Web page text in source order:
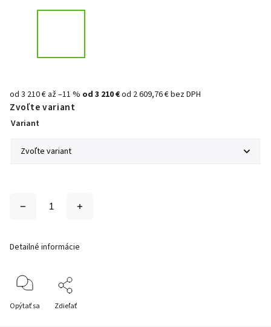
od 3 210 € až –11 % od 3 210 €od 2 609,76 €bez DPH
Zvoľte variant
Variant
Detailné informácie
Opýtať sa Zdieľať